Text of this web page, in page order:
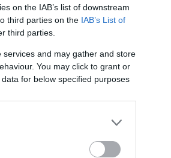
on the IAB’s list of downstream
third parties on the IAB’s List of
third parties.
and may gather and store
You may click to grant or
for below specified purposes
így
retró
talán a
viselt, és a
a rend
messze az
kötekedő
annyi